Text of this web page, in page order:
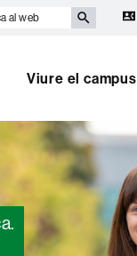
Viure el campus